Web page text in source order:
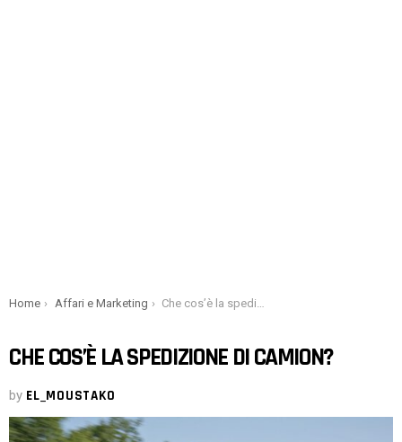
You are here:
Home Affari e Marketing Che cos’è la spedizione di camion?
CHE COS’È LA SPEDIZIONE DI CAMION?
by EL_MOUSTAKO